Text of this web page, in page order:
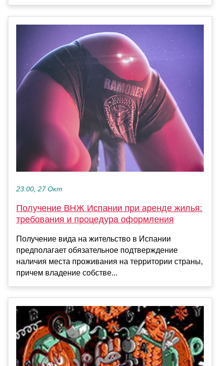
23:00, 27 Окт
Получение ВНЖ Испании при аренде жилья:
требования и процедура оформления
Получение вида на жительство в Испании
предполагает обязательное подтверждение
наличия места проживания на территории страны,
причем владение собстве...